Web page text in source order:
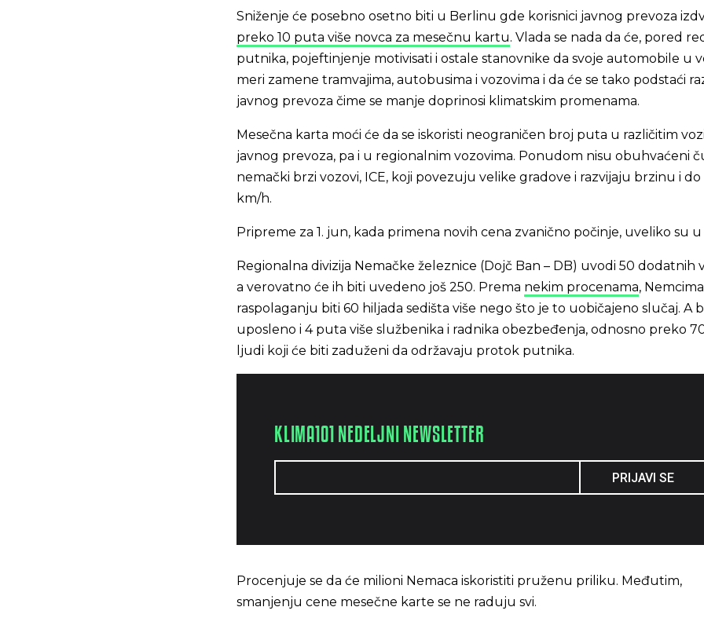
Sniženje će posebno osetno biti u Berlinu gde korisnici javnog prevoza
preko 10 puta više novca za mesečnu kartu. Vlada se nada da će, pored
putnika, pojeftinjenje motivisati i ostale stanovnike da svoje automobile u
meri zamene tramvajima, autobusima i vozovima i da će se tako podstaći
javnog prevoza čime se manje doprinosi klimatskim promenama.
Mesečna karta moći će da se iskoristi neograničen broj puta u različitim
javnog prevoza, pa i u regionalnim vozovima. Ponudom nisu obuhvaćeni
nemački brzi vozovi, ICE, koji povezuju velike gradove i razvijaju brzinu i
km/h.
Pripreme za 1. jun, kada primena novih cena zvanično počinje, uveliko su
Regionalna divizija Nemačke železnice (Dojč Ban – DB) uvodi 50 dodatnih
a verovatno će ih biti uvedeno još 250. Prema nekim procenama,
raspolaganju biti 60 hiljada sedišta više nego što je to uobičajeno slučaj. A
uposleno i 4 puta više službenika i radnika obezbeđenja, odnosno preko
ljudi koji će biti zaduženi da održavaju protok putnika.
KLIMA101 NEDELJNI NEWSLETTER
PRIJAVI SE
Procenjuje se da će milioni Nemaca iskoristiti pruženu priliku. Međutim,
smanjenju cene mesečne karte se ne raduju svi.